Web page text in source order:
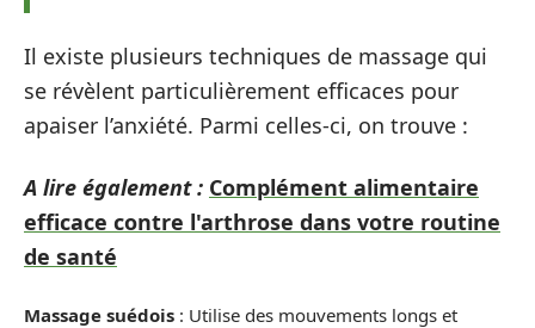
Il existe plusieurs techniques de massage qui
se révèlent particulièrement efficaces pour
apaiser l’anxiété. Parmi celles-ci, on trouve :
A lire également : Complément alimentaire
efficace contre l'arthrose dans votre routine
de santé
Massage suédois : Utilise des mouvements longs et